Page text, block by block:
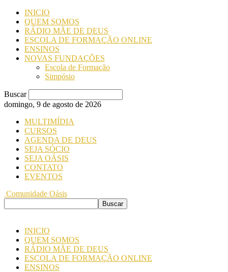
INICIO
QUEM SOMOS
RÁDIO MÃE DE DEUS
ESCOLA DE FORMAÇÃO ONLINE
ENSINOS
NOVAS FUNDAÇÕES
Escola de Formação
Simpósio
Buscar
domingo, 9 de agosto de 2026
MULTIMÍDIA
CURSOS
AGENDA DE DEUS
SEJA SÓCIO
SEJA OÁSIS
CONTATO
EVENTOS
Comunidade Oásis
INICIO
QUEM SOMOS
RÁDIO MÃE DE DEUS
ESCOLA DE FORMAÇÃO ONLINE
ENSINOS